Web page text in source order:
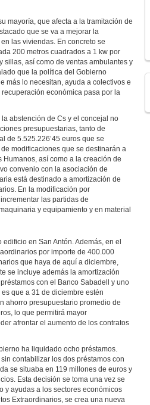
mayoría, que afecta a la tramitación de
que se va a mejorar la
las viviendas. En concreto se
200 metros cuadrados a 1 kw por
sillas, así como de ventas ambulantes y
que la política del Gobierno
más lo necesitan, ayuda a colectivos e
económica pasa por la
abstención de Cs y el concejal no
presupuestarias, tanto de
de 5.525.226’45 euros que se
modificaciones que se destinarán a
así como a la creación de
convenio con la asociación de
está destinado a amortización de
En la modificación por
las partidas de
y equipamiento y en material
en San Antón. Además, en el
por importe de 400.000
que haya de aquí a diciembre,
se incluye además la amortización
con el Banco Sabadell y uno
que a 31 de diciembre estén
ahorro presupuestario promedio de
lo que permitirá mayor
afrontar el aumento de los contratos
ha liquidado ocho préstamos.
contabilizar los dos préstamos con
se situaba en 119 millones de euros y
Esta decisión se toma una vez se
y ayudas a los sectores económicos
Extraordinarios, se crea una nueva